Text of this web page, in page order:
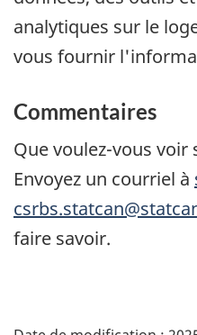
analytiques sur le
vous fournir
Commentaires
Que voulez-vous voir
Envoyez un courriel à
faire savoir.